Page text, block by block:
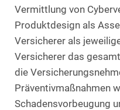
Vermittlung von
Produktdesign als
Versicherer als
Versicherer das
die
Präventivmaßnahmen
Schadensvorbeugung